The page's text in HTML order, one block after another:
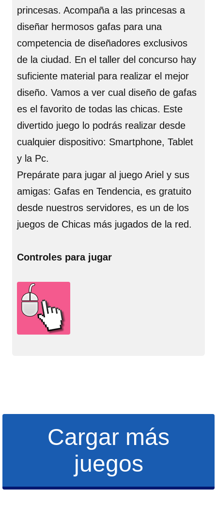
princesas. Acompaña a las princesas a
diseñar hermosos gafas para una
competencia de diseñadores exclusivos
de la ciudad. En el taller del concurso hay
suficiente material para realizar el mejor
diseño. Vamos a ver cual diseño de gafas
es el favorito de todas las chicas. Este
divertido juego lo podrás realizar desde
cualquier dispositivo: Smartphone, Tablet
y la Pc.
Prepárate para jugar al juego Ariel y sus
amigas: Gafas en Tendencia, es gratuito
desde nuestros servidores, es un de los
juegos de Chicas más jugados de la red.
Controles para jugar
Cargar más
juegos